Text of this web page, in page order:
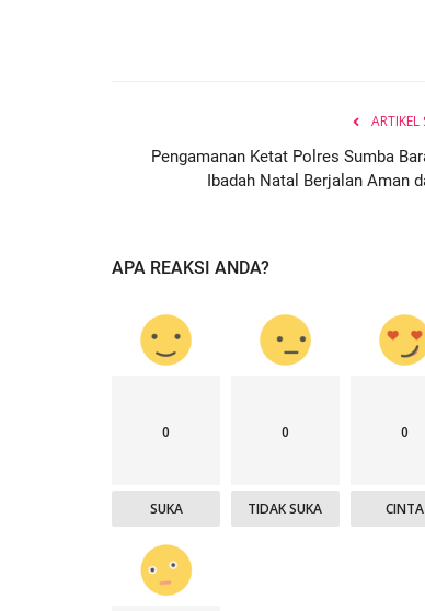
ARTIKEL
Pengamanan Ketat Polres Sumba
Ibadah Natal Berjalan Aman
APA REAKSI ANDA?
0
SUKA
0
TIDAK SUKA
0
CINTA